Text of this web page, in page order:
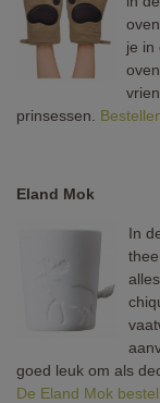
je in
prinsessen.
Eland Mok
In
goed leuk om als
De Eland Mok bestel